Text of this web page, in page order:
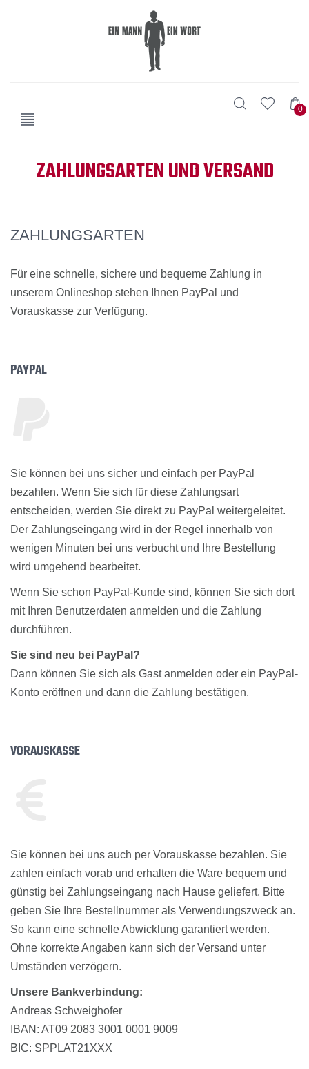
0
ZAHLUNGSARTEN UND VERSAND
ZAHLUNGSARTEN
Für eine schnelle, sichere und bequeme Zahlung in
unserem Onlineshop stehen Ihnen PayPal und
Vorauskasse zur Verfügung.
PAYPAL
Sie können bei uns sicher und einfach per PayPal
bezahlen. Wenn Sie sich für diese Zahlungsart
entscheiden, werden Sie direkt zu PayPal weitergeleitet.
Der Zahlungseingang wird in der Regel innerhalb von
wenigen Minuten bei uns verbucht und Ihre Bestellung
wird umgehend bearbeitet.
Wenn Sie schon PayPal-Kunde sind, können Sie sich dort
mit Ihren Benutzerdaten anmelden und die Zahlung
durchführen.
Sie sind neu bei PayPal?
Dann können Sie sich als Gast anmelden oder ein PayPal-
Konto eröffnen und dann die Zahlung bestätigen.
VORAUSKASSE
Sie können bei uns auch per Vorauskasse bezahlen. Sie
zahlen einfach vorab und erhalten die Ware bequem und
günstig bei Zahlungseingang nach Hause geliefert. Bitte
geben Sie Ihre Bestellnummer als Verwendungszweck an.
So kann eine schnelle Abwicklung garantiert werden.
Ohne korrekte Angaben kann sich der Versand unter
Umständen verzögern.
Unsere Bankverbindung:
Andreas Schweighofer
IBAN: AT09 2083 3001 0001 9009
BIC: SPPLAT21XXX